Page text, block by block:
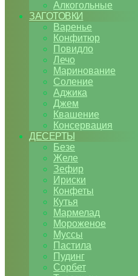
Алкогольные
ЗАГОТОВКИ
Варенье
Конфитюр
Повидло
Лечо
Маринование
Соление
Аджика
Джем
Квашение
Консервация
ДЕСЕРТЫ
Безе
Желе
Зефир
Ириски
Конфеты
Кутья
Мармелад
Мороженое
Муссы
Пастила
Пудинг
Сорбет